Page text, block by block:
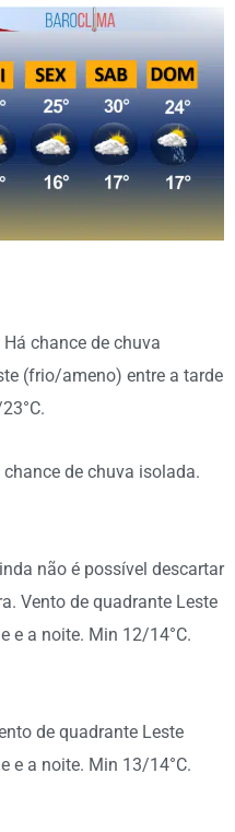
chance de chuva
(frio/ameno) entre a tarde
de chuva isolada.
não é possível descartar
Vento de quadrante Leste
e a noite. Min 12/14°C.
de quadrante Leste
e a noite. Min 13/14°C.